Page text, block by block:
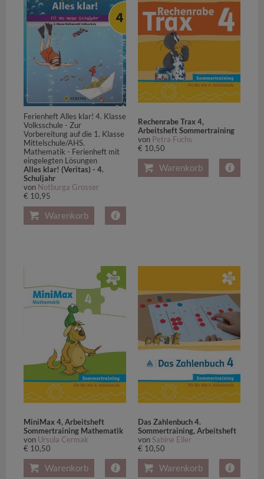
Ferienheft Alles klar! 4. Klasse
Volksschule - Zur
Vorbereitung auf die 1. Klasse
Mittelschule/AHS.
Mathematik - Ferienheft mit
eingelegten Lösungen
Alles klar! (Veritas) - 4.
Schuljahr
von Notburga Grosser
€ 10,95
Warenkorb
Rechenrabe Trax 4,
Arbeitsheft Sommertraining
von Petra Fuchs
€ 10,50
Warenkorb
MiniMax 4, Arbeitsheft
Sommertraining Mathematik
von Ursula Cermak
€ 10,50
Warenkorb
Das Zahlenbuch 4.
Sommertraining, Arbeitsheft
von Sabine Eller
€ 10,50
Warenkorb